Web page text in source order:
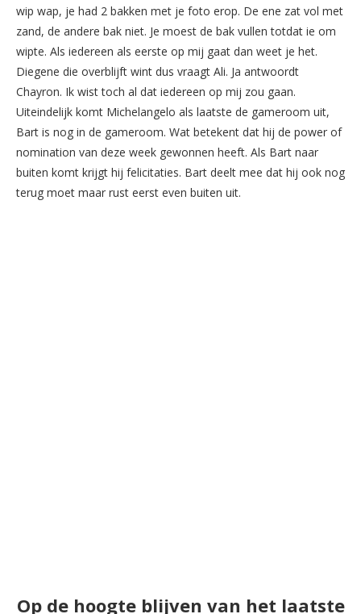
wip wap, je had 2 bakken met je foto erop. De ene zat vol met
zand, de andere bak niet. Je moest de bak vullen totdat ie om
wipte. Als iedereen als eerste op mij gaat dan weet je het.
Diegene die overblijft wint dus vraagt Ali. Ja antwoordt
Chayron. Ik wist toch al dat iedereen op mij zou gaan.
Uiteindelijk komt Michelangelo als laatste de gameroom uit,
Bart is nog in de gameroom. Wat betekent dat hij de power of
nomination van deze week gewonnen heeft. Als Bart naar
buiten komt krijgt hij felicitaties. Bart deelt mee dat hij ook nog
terug moet maar rust eerst even buiten uit.
Op de hoogte blijven van het laatste